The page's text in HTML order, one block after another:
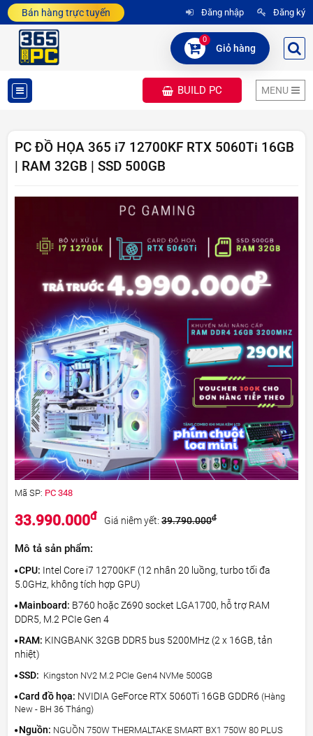
Bán hàng trực tuyến Đăng nhập Đăng ký
0
Giỏ hàng
MỤC
SẢN
PHẨM
MENU
BUILD PC
PC ĐỒ HỌA 365 i7 12700KF RTX 5060Ti 16GB
| RAM 32GB | SSD 500GB
Mã SP: PC 348
33.990.000đ Giá niêm yết:39.790.000đ
Mô tả sản phẩm:
CPU: Intel Core i7 12700KF (12 nhân 20 luồng, turbo tối đa
5.0GHz, không tích hợp GPU)
Mainboard: B760 hoặc Z690 socket LGA1700, hỗ trợ RAM
DDR5, M.2 PCIe Gen 4
RAM: KINGBANK 32GB DDR5 bus 5200MHz (2 x 16GB, tản
nhiệt)
SSD: Kingston NV2 M.2 PCIe Gen4 NVMe 500GB
Card đồ họa: NVIDIA GeForce RTX 5060Ti 16GB GDDR6 (Hàng
New - BH 36 Tháng)
Nguồn: NGUỒN 750W THERMALTAKE SMART BX1 750W 80 PLUS